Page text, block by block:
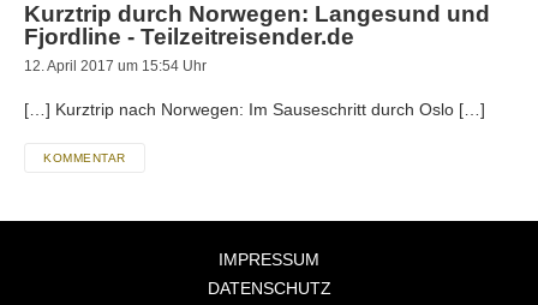
Kurztrip durch Norwegen: Langesund und
Fjordline - Teilzeitreisender.de
12. April 2017 um 15:54 Uhr
[…] Kurztrip nach Norwegen: Im Sauseschritt durch Oslo […]
KOMMENTAR
IMPRESSUM
DATENSCHUTZ